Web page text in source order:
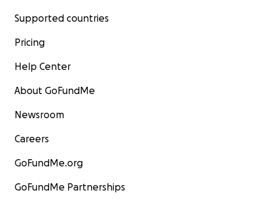
Supported countries
Pricing
Help Center
About GoFundMe
Newsroom
Careers
GoFundMe.org
GoFundMe Partnerships